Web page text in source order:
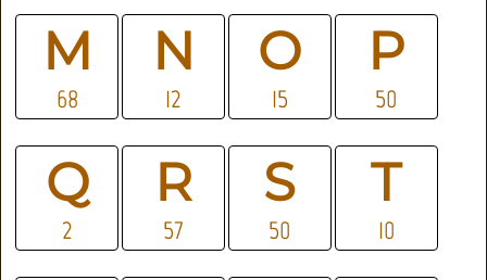
M
68
N
12
O
15
P
50
Q
2
R
57
S
50
T
10